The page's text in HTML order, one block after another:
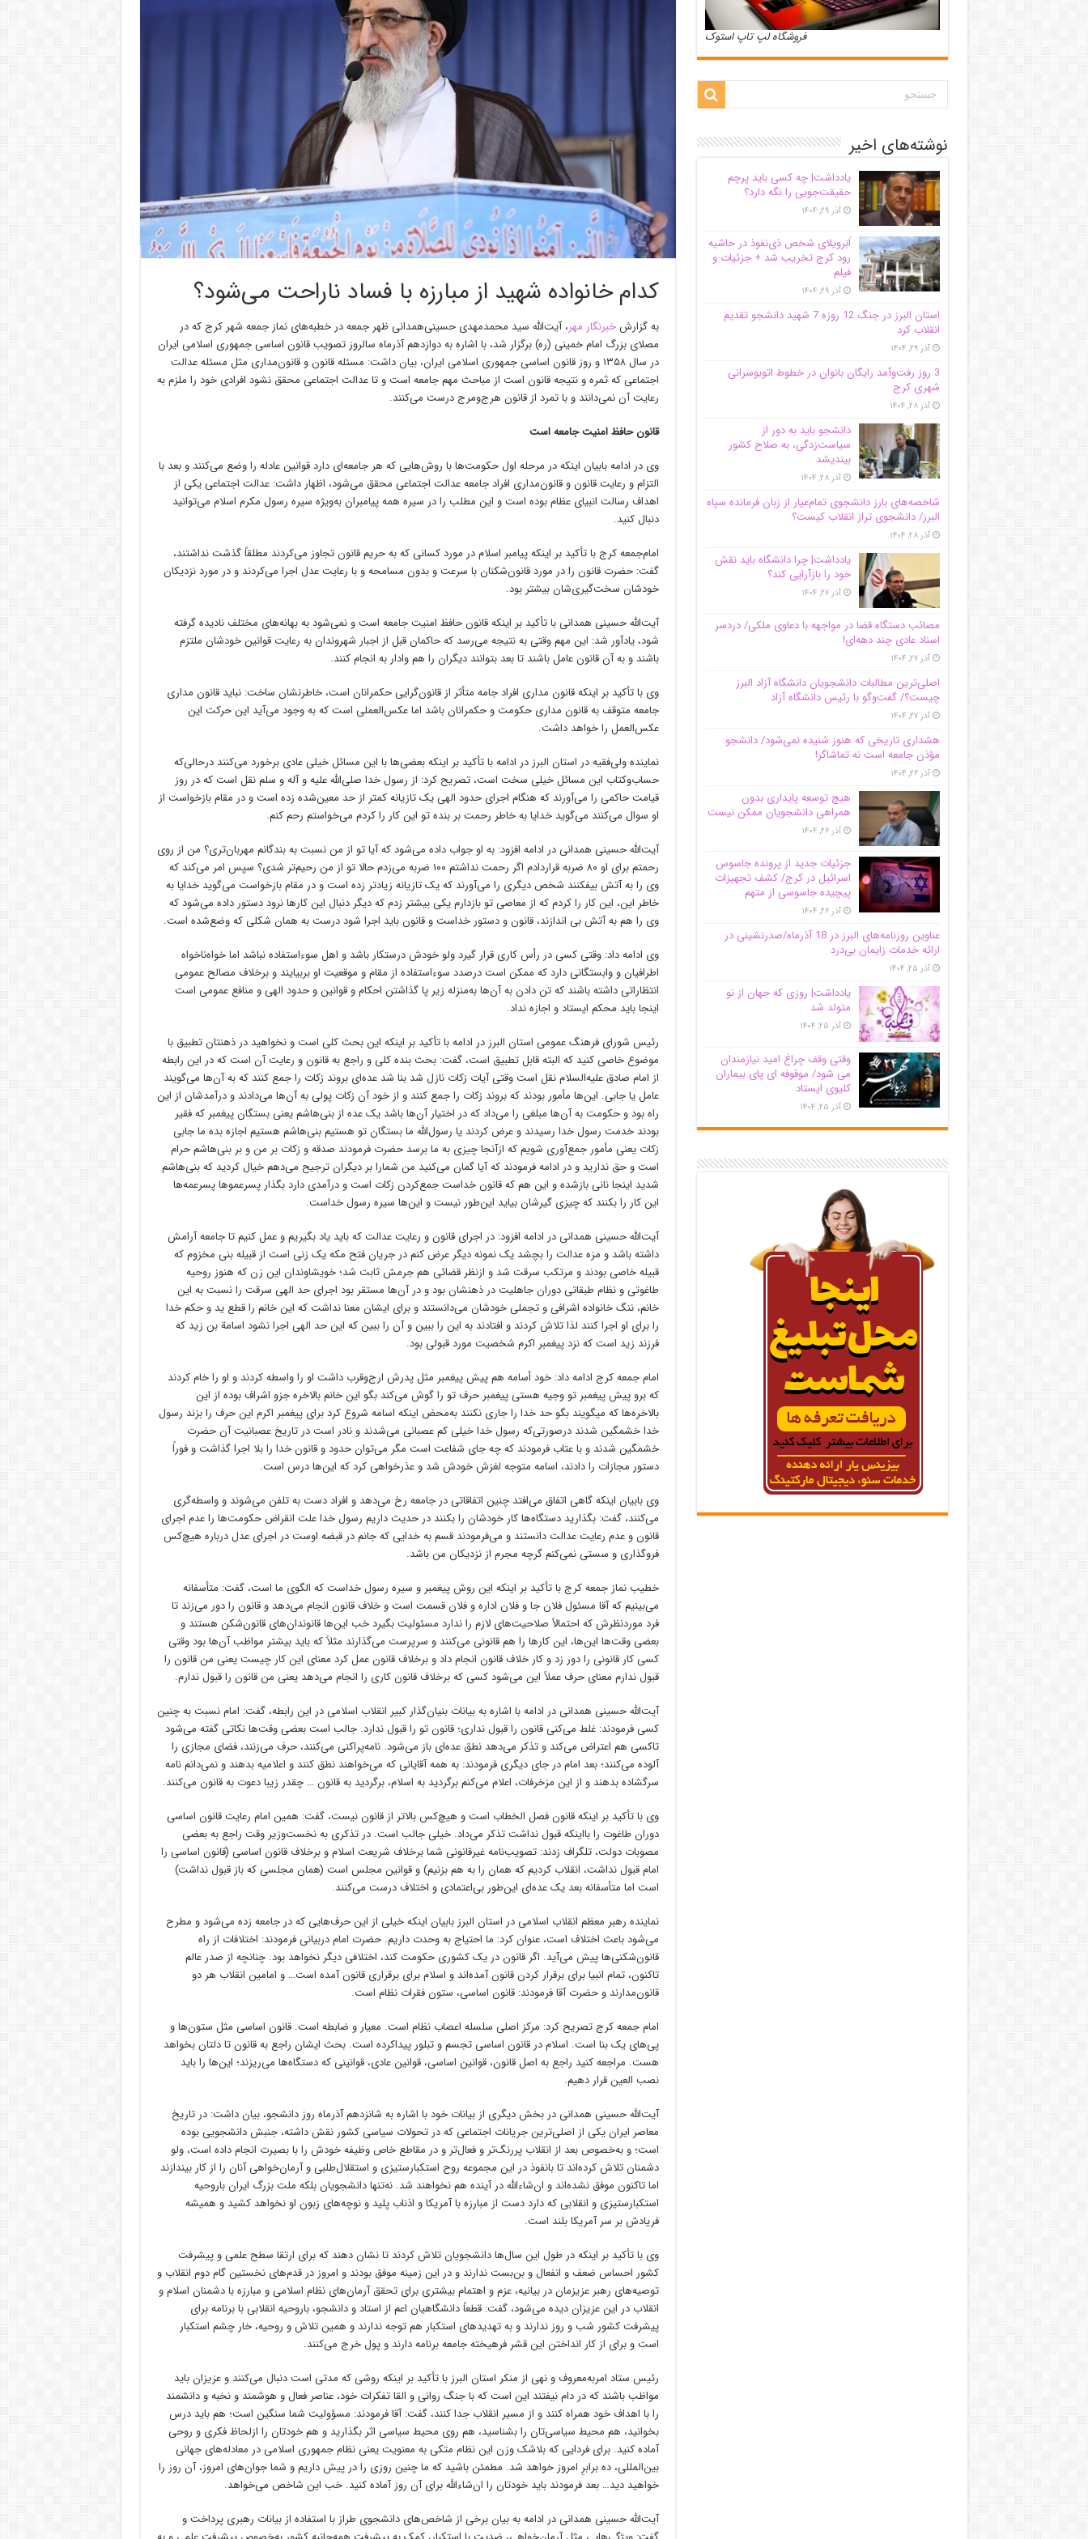
کدام خانواده شهید از مبارزه با فساد ناراحت می‌شود؟
به گزارشخبرنگار مهر، آیت‌الله سید محمدمهدی حسینی‌همدانی ظهر جمعه در خطبه‌های نماز جمعه شهر کرج که در
مصلای بزرگ امام خمینی (ره) برگزار شد، با اشاره به دوازدهم آذرماه سالروز تصویب قانون اساسی جمهوری اسلامی ایران
در سال ۱۳۵۸ و روز قانون اساسی جمهوری اسلامی ایران، بیان داشت: مسئله قانون و قانون‌مداری مثل مسئله عدالت
اجتماعی که ثمره و نتیجه قانون است از مباحث مهم جامعه است و تا عدالت اجتماعی محقق نشود افرادی خود را ملزم به
رعایت آن نمی‌دانند و با تمرد از قانون هرج‌ومرج درست می‌کنند.
قانون حافظ امنیت جامعه است
وی در ادامه بابیان اینکه در مرحله اول حکومت‌ها با روش‌هایی که هر جامعه‌ای دارد قوانین عادله را وضع می‌کنند و بعد با
التزام و رعایت قانون و قانون‌مداری افراد جامعه عدالت اجتماعی محقق می‌شود، اظهار داشت: عدالت اجتماعی یکی از
اهداف رسالت انبیای عظام بوده است و این مطلب را در سیره همه پیامبران به‌ویژه سیره رسول مکرم اسلام می‌توانید
دنبال کنید.
امام‌جمعه کرج با تأکید بر اینکه پیامبر اسلام در مورد کسانی که به حریم قانون تجاوز می‌کردند مطلقاً گذشت نداشتند،
گفت: حضرت قانون را در مورد قانون‌شکنان با سرعت و بدون مسامحه و با رعایت عدل اجرا می‌کردند و در مورد نزدیکان
خودشان سخت‌گیری‌شان بیشتر بود.
آیت‌الله حسینی همدانی با تأکید بر اینکه قانون حافظ امنیت جامعه است و نمی‌شود به بهانه‌های مختلف نادیده گرفته
شود، یادآور شد: این مهم وقتی به نتیجه می‌رسد که حاکمان قبل از اجبار شهروندان به رعایت قوانین خودشان ملتزم
باشند و به آن قانون عامل باشند تا بعد بتوانند دیگران را هم وادار به انجام کنند.
وی با تأکید بر اینکه قانون مداری افراد جامه متأثر از قانون‌گرایی حکمرانان است، خاطرنشان ساخت: نباید قانون مداری
جامعه متوقف به قانون مداری حکومت و حکمرانان باشد اما عکس‌العملی است که به وجود می‌آید این حرکت این
عکس‌العمل را خواهد داشت.
نماینده ولی‌فقیه در استان البرز در ادامه با تأکید بر اینکه بعضی‌ها با این مسائل خیلی عادی برخورد می‌کنند درحالی‌که
حساب‌وکتاب این مسائل خیلی سخت است، تصریح کرد: از رسول خدا صلی‌الله علیه و آله و سلم نقل است که در روز
قیامت حاکمی را می‌آورند که هنگام اجرای حدود الهی یک تازیانه کمتر از حد معین‌شده زده است و در مقام بازخواست از
او سوال می‌کنند می‌گوید خدایا به خاطر رحمت بر بنده تو این کار را کردم می‌خواستم رحم کنم.
آیت‌الله حسینی همدانی در ادامه افزود: به او جواب داده می‌شود که آیا تو از من نسبت به بندگانم مهربان‌تری؟ من از روی
رحمتم برای او ۸۰ ضربه قراردادم اگر رحمت نداشتم ۱۰۰ ضربه می‌زدم حالا تو از من رحیم‌تر شدی؟ سپس امر می‌کند که
وی را به آتش بیفکنند شخص دیگری را می‌آورند که یک تازیانه زیادتر زده است و در مقام بازخواست می‌گوید خدایا به
خاطر این، این کار را کردم که از معاصی تو بازدارم یکی بیشتر زدم که دیگر دنبال این کارها نرود دستور داده می‌شود که
وی را هم به آتش بی اندازند، قانون و دستور خداست و قانون باید اجرا شود درست به همان شکلی که وضع‌شده است.
وی ادامه داد: وقتی کسی در رأس کاری قرار گیرد ولو خودش درستکار باشد و اهل سوءاستفاده نباشد اما خواه‌ناخواه
اطرافیان و وابستگانی دارد که ممکن است درصدد سوءاستفاده از مقام و موقعیت او بربیایند و برخلاف مصالح عمومی
انتظاراتی داشته باشند که تن دادن به آن‌ها به‌منزله زیر پا گذاشتن احکام و قوانین و حدود الهی و منافع عمومی است
اینجا باید محکم ایستاد و اجازه نداد.
رئیس شورای فرهنگ عمومی استان البرز در ادامه با تأکید بر اینکه این بحث کلی است و نخواهید در ذهنتان تطبیق با
موضوع خاصی کنید که البته قابل تطبیق است، گفت: بحث بنده کلی و راجع به قانون و رعایت آن است که در این رابطه
از امام صادق علیه‌السلام نقل است وقتی آیات زکات نازل شد بنا شد عده‌ای بروند زکات را جمع کنند که به آن‌ها می‌گویند
عامل یا جابی. این‌ها مأمور بودند که بروند زکات را جمع کنند و از خود آن زکات پولی به آن‌ها می‌دادند و درآمدشان از این
راه بود و حکومت به آن‌ها مبلغی را می‌داد که در اختیار آن‌ها باشد یک عده از بنی‌هاشم یعنی بستگان پیغمبر که فقیر
بودند خدمت رسول خدا رسیدند و عرض کردند یا رسول‌الله ما بستگان تو هستیم بنی‌هاشم هستیم اجازه بده ما جابی
زکات یعنی مأمور جمع‌آوری شویم که ازآنجا چیزی به ما برسد حضرت فرمودند صدقه و زکات بر من و بر بنی‌هاشم حرام
است و حق ندارید و در ادامه فرمودند که آیا گمان می‌کنید من شمارا بر دیگران ترجیح می‌دهم خیال کردید که بنی‌هاشم
شدید اینجا نانی بازشده و این هم که قانون خداست جمع‌کردن زکات است و درآمدی دارد بگذار پسرعموها پسرعمه‌ها
این کار را بکنند که چیزی گیرشان بیاید این‌طور نیست و این‌ها سیره رسول خداست.
آیت‌الله حسینی همدانی در ادامه افزود: در اجرای قانون و رعایت عدالت که باید یاد بگیریم و عمل کنیم تا جامعه آرامش
داشته باشد و مزه عدالت را بچشد یک نمونه دیگر عرض کنم در جریان فتح مکه یک زنی است از قبیله بنی مخزوم که
قبیله خاصی بودند و مرتکب سرقت شد و ازنظر قضائی هم جرمش ثابت شد؛ خویشاوندان این زن که هنوز روحیه
طاغوتی و نظام طبقاتی دوران جاهلیت در ذهنشان بود و در آن‌ها مستقر بود اجرای حد الهی سرقت را نسبت به این
خانم، ننگ خانواده اشرافی و تجملی خودشان می‌دانستند و برای ایشان معنا نداشت که این خانم را قطع ید و حکم خدا
را برای او اجرا کنند لذا تلاش کردند و افتادند به این را ببین و آن را ببین که این حد الهی اجرا نشود اسامة بن زید که
فرزند زید است که نزد پیغمبر اکرم شخصیت مورد قبولی بود.
امام جمعه کرج ادامه داد: خود أسامه هم پیش پیغمبر مثل پدرش ارج‌وقرب داشت او را واسطه کردند و او را خام کردند
که برو پیش پیغمبر تو وجیه هستی پیغمبر حرف تو را گوش می‌کند بگو این خانم بالاخره جزو اشراف بوده از این
بالاخره‌ها که میگویند بگو حد خدا را جاری نکنند به‌محض اینکه اسامه شروع کرد برای پیغمبر اکرم این حرف را بزند رسول
خدا خشمگین شدند درصورتی‌که رسول خدا خیلی کم عصبانی می‌شدند و نادر است در تاریخ عصبانیت آن حضرت
خشمگین شدند و با عتاب فرمودند که چه جای شفاعت است مگر می‌توان حدود و قانون خدا را بلا اجرا گذاشت و فوراً
دستور مجازات را دادند، اسامه متوجه لغزش خودش شد و عذرخواهی کرد که این‌ها درس است.
وی بابیان اینکه گاهی اتفاق می‌افتد چنین اتفاقاتی در جامعه رخ می‌دهد و افراد دست به تلفن می‌شوند و واسطه‌گری
می‌کنند، گفت: بگذارید دستگاه‌ها کار خودشان را بکنند در حدیث داریم رسول خدا علت انقراض حکومت‌ها را عدم اجرای
قانون و عدم رعایت عدالت دانستند و می‌فرمودند قسم به خدایی که جانم در قبضه اوست در اجرای عدل درباره هیچ‌کس
فروگذاری و سستی نمی‌کنم گرچه مجرم از نزدیکان من باشد.
خطیب نماز جمعه کرج با تأکید بر اینکه این روش پیغمبر و سیره رسول خداست که الگوی ما است، گفت: متأسفانه
می‌بینیم که آقا مسئول فلان جا و فلان اداره و فلان قسمت است و خلاف قانون انجام می‌دهد و قانون را دور می‌زند تا
فرد موردنظرش که احتمالاً صلاحیت‌های لازم را ندارد مسئولیت بگیرد خب این‌ها قانوندان‌های قانون‌شکن هستند و
بعضی وقت‌ها این‌ها، این کارها را هم قانونی می‌کنند و سرپرست می‌گذارند مثلاً که باید بیشتر مواظب آن‌ها بود وقتی
کسی کار قانونی را دور زد و کار خلاف قانون انجام داد و برخلاف قانون عمل کرد معنای این کار چیست یعنی من قانون را
قبول ندارم معنای حرف عملاً این می‌شود کسی که برخلاف قانون کاری را انجام می‌دهد یعنی من قانون را قبول ندارم.
آیت‌الله حسینی همدانی در ادامه با اشاره به بیانات بنیان‌گذار کبیر انقلاب اسلامی در این رابطه، گفت: امام نسبت به چنین
کسی فرمودند: غلط می‌کنی قانون را قبول نداری؛ قانون تو را قبول ندارد. جالب است بعضی وقت‌ها نکاتی گفته می‌شود
تاکسی هم اعتراض می‌کند و تذکر می‌دهد نطق عده‌ای باز می‌شود. نامه‌پراکنی می‌کنند، حرف می‌زنند، فضای مجازی را
آلوده می‌کنند؛ بعد امام در جای دیگری فرمودند: به همه آقایانی که می‌خواهند نطق کنند و اعلامیه بدهند و نمی‌دانم نامه
سرگشاده بدهند و از این مزخرفات، اعلام می‌کنم برگردید به اسلام، برگردید به قانون … چقدر زیبا دعوت به قانون می‌کنند.
وی با تأکید بر اینکه قانون فصل الخطاب است و هیچ‌کس بالاتر از قانون نیست، گفت: همین امام رعایت قانون اساسی
دوران طاغوت را بااینکه قبول نداشت تذکر می‌داد. خیلی جالب است. در تذکری به نخست‌وزیر وقت راجع به بعضی
مصوبات دولت، تلگراف زدند: تصویب‌نامه غیرقانونی شما برخلاف شریعت اسلام و برخلاف قانون اساسی (قانون اساسی را
امام قبول نداشت، انقلاب کردیم که همان را به هم بزنیم) و قوانین مجلس است (همان مجلسی که باز قبول نداشت)
است اما متأسفانه بعد یک عده‌ای این‌طور بی‌اعتمادی و اختلاف درست می‌کنند.
نماینده رهبر معظم انقلاب اسلامی در استان البرز بابیان اینکه خیلی از این حرف‌هایی که در جامعه زده می‌شود و مطرح
می‌شود باعث اختلاف است، عنوان کرد: ما احتیاج به وحدت داریم. حضرت امام دربیانی فرمودند: اختلافات از راه
قانون‌شکنی‌ها پیش می‌آید. اگر قانون در یک کشوری حکومت کند، اختلافی دیگر نخواهد بود. چنانچه از صدر عالم
تاکنون، تمام انبیا برای برقرار کردن قانون آمده‌اند و اسلام برای برقراری قانون آمده است… و امامین انقلاب هر دو
قانون‌مدارند و حضرت آقا فرمودند: قانون اساسی، ستون فقرات نظام است.
امام جمعه کرج تصریح کرد: مرکز اصلی سلسله اعصاب نظام است. معیار و ضابطه است. قانون اساسی مثل ستون‌ها و
پی‌های یک بنا است. اسلام در قانون اساسی تجسم و تبلور پیداکرده است. بحث ایشان راجع به قانون تا دلتان بخواهد
هست. مراجعه کنید راجع به اصل قانون، قوانین اساسی، قوانین عادی، قوانینی که دستگاه‌ها می‌ریزند؛ این‌ها را باید
نصب العین قرار دهیم.
آیت‌الله حسینی همدانی در بخش دیگری از بیانات خود با اشاره به شانزدهم آذرماه روز دانشجو، بیان داشت: در تاریخ
معاصر ایران یکی از اصلی‌ترین جریانات اجتماعی که در تحولات سیاسی کشور نقش داشته، جنبش دانشجویی بوده
است؛ و به‌خصوص بعد از انقلاب پررنگ‌تر و فعال‌تر و در مقاطع خاص وظیفه خودش را با بصیرت انجام داده است، ولو
دشمنان تلاش کرده‌اند تا بانفوذ در این مجموعه روح استکبارستیزی و استقلال‌طلبی و آرمان‌خواهی آنان را از کار بیندازند
اما تاکنون موفق نشده‌اند و ان‌شاءالله در آینده هم نخواهند شد. نه‌تنها دانشجویان بلکه ملت بزرگ ایران باروحیه
استکبارستیزی و انقلابی که دارد دست از مبارزه با آمریکا و اذناب پلید و نوچه‌های زبون او نخواهد کشید و همیشه
فریادش بر سر آمریکا بلند است.
وی با تأکید بر اینکه در طول این سال‌ها دانشجویان تلاش کردند تا نشان دهند که برای ارتقا سطح علمی و پیشرفت
کشور احساس ضعف و انفعال و بن‌بست ندارند و در این زمینه موفق بودند و امروز در قدم‌های نخستین گام دوم انقلاب و
توصیه‌های رهبر عزیزمان در بیانیه، عزم و اهتمام بیشتری برای تحقق آرمان‌های نظام اسلامی و مبارزه با دشمنان اسلام و
انقلاب در این عزیزان دیده می‌شود، گفت: قطعاً دانشگاهیان اعم از استاد و دانشجو، باروحیه انقلابی با برنامه برای
پیشرفت کشور شب و روز ندارند و به تهدیدهای استکبار هم توجه ندارند و همین تلاش و روحیه، خار چشم استکبار
است و برای از کار انداختن این قشر فرهیخته جامعه برنامه دارند و پول خرج می‌کنند.
رئیس ستاد امربه‌معروف و نهی از منکر استان البرز با تأکید بر اینکه روشی که مدتی است دنبال می‌کنند و عزیزان باید
مواظب باشند که در دام نیفتند این است که با جنگ روانی و القا تفکرات خود، عناصر فعال و هوشمند و نخبه و دانشمند
را با اهداف خود همراه کنند و از مسیر انقلاب جدا کنند، گفت: آقا فرمودند: مسؤولیت شما سنگین است؛ هم باید درس
بخوانید، هم محیط سیاسی‌تان را بشناسید، هم روی محیط سیاسی اثر بگذارید و هم خودتان را ازلحاظ فکری و روحی
آماده کنید. برای فردایی که بلاشک وزن این نظام متکی به معنویت یعنی نظام جمهوری اسلامی در معادله‌های جهانی
بین‌المللی، ده برابرِ امروز خواهد شد. مطمئن باشید که ما چنین روزی را در پیش داریم و شما جوان‌های امروز، آن روز را
خواهید دید… بعد فرمودند باید خودتان را ان‌شاءالله برای آن روز آماده کنید. خب این شاخص می‌خواهد.
آیت‌الله حسینی همدانی در ادامه به بیان برخی از شاخص‌های دانشجوی طراز با استفاده از بیانات رهبری پرداخت و
فروشگاه لپ تاپ استوک
نوشته‌های اخیر
یادداشت| ‌چه کسی باید پرچم
حقیقت‌جویی را نگه دارد؟
آذر ۲۹, ۱۴۰۴
اَبَر‌ویلای شخص ذی‌نفوذ در حاشیه‌
رود کرج تخریب شد + جزئیات و
فیلم
آذر ۲۹, ۱۴۰۴
استان البرز در جنگ 12 روزه 7 شهید دانشجو تقدیم
انقلاب کرد
آذر ۲۹, ۱۴۰۴
3 روز رفت‌وآمد رایگان بانوان در خطوط اتوبوسرانی
شهری کرج
آذر ۲۸, ۱۴۰۴
دانشجو باید به دور از
سیاست‌زدگی، به صلاح کشور
بیندیشد
آذر ۲۸, ۱۴۰۴
شاخصه‌های بارز دانشجوی تمام‌عیار از زبان فرمانده سپاه
البرز/ دانشجوی تراز انقلاب کیست؟
آذر ۲۸, ۱۴۰۴
یادداشت| چرا دانشگاه باید نقش
خود را بازآرایی کند؟
آذر ۲۷, ۱۴۰۴
مصائب دستگاه قضا در مواجهه با دعاوی ملکی/ دردسر
اسناد عادی چند‌ دهه‌ای!
آذر ۲۷, ۱۴۰۴
اصلی‌ترین مطالبات دانشجویان دانشگاه آزاد البرز
چیست؟/ گفت‌وگو با رئیس دانشگاه آز‌اد
آذر ۲۷, ۱۴۰۴
هشداری تاریخی که هنوز شنیده نمی‌شود/ دانشجو
مؤذن جامعه است نه تماشاگر!
آذر ۲۶, ۱۴۰۴
هیچ توسعه پایداری بدون
همراهی دانشجویان ممکن نیست
آذر ۲۶, ۱۴۰۴
جزئیات جدید از پرونده جاسوس
اسرائیل در کرج/‌ کشف تجهیزات
پیچیده جاسوسی از متهم
آذر ۲۶, ۱۴۰۴
عناوین روزنامه‌های البرز در ‌18 آذرماه/صدرنشینی در
ارائه خدمات زایمان بی‌درد
آذر ۲۵, ۱۴۰۴
یادداشت| روزی که جهان از نو
متولد شد
آذر ۲۵, ۱۴۰۴
وقتی وقف چراغ امید نیازمندان
می شود/ موقوفه ای پای بیماران
کلیوی ایستاد
آذر ۲۵, ۱۴۰۴